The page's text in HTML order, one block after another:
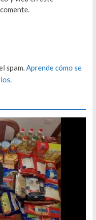
spam. Aprende cómo se